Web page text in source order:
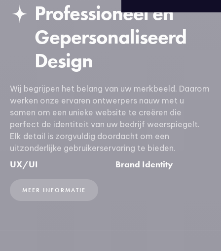
Professioneel en
Gepersonaliseerd
Design
Wij begrijpen het belang van uw merkbeeld. Daarom
werken onze ervaren ontwerpers nauw met u
samen om een unieke website te creëren die
perfect de identiteit van uw bedrijf weerspiegelt.
Elk detail is zorgvuldig doordacht om een
uitzonderlijke gebruikerservaring te bieden.
UX/UI Brand Identity
MEER INFORMATIE